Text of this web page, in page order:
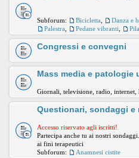
Subforum: Bicicletta Danza e
Palestra
Pedane vibranti
Congressi e convegni
Mass media e patologie
Giornali, televisione, radio, internet,
Questionari, sondaggi e
Accesso riservato agli iscritti!
Partecipa anche tu ai nostri
ai fini terapeutici
Subforum:
Anamnesi cistite